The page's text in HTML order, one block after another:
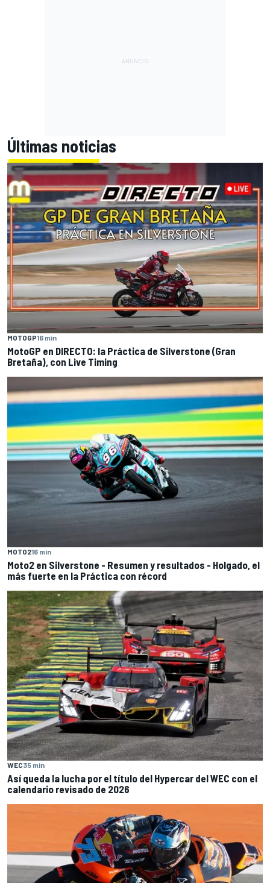
Últimas noticias
MOTOGP16 min
MotoGP en DIRECTO: la Práctica de Silverstone (Gran
Bretaña), con Live Timing
MOTO216 min
Moto2 en Silverstone - Resumen y resultados - Holgado, el
más fuerte en la Práctica con récord
WEC35 min
Así queda la lucha por el título del Hypercar del WEC con el
calendario revisado de 2026